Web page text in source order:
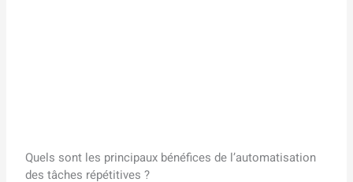
Quels sont les principaux bénéfices de l’automatisation
des tâches répétitives ?